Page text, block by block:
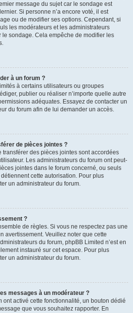
message du sujet car le sondage est
Si personne n’a encore voté, il est
ou de modifier ses options. Cependant, si
les modérateurs et les administrateurs
sondage. Cela empêche de modifier les
à un forum ?
à certains utilisateurs ou groupes
publier ou réaliser n’importe quelle autre
adéquates. Essayez de contacter un
du forum afin de lui demander un accès.
de pièces jointes ?
transférer des pièces jointes sont accordées
Les administrateurs du forum ont peut-
jointes dans le forum concerné, ou seuls
cette autorisation. Pour plus
un administrateur du forum.
?
de règles. Si vous ne respectez pas une
avertissement. Veuillez noter que cette
du forum, phpBB Limited n’est en
instauré sur cet espace. Pour plus
un administrateur du forum.
messages à un modérateur ?
ont activé cette fonctionnalité, un bouton dédié
que vous souhaitez rapporter. En